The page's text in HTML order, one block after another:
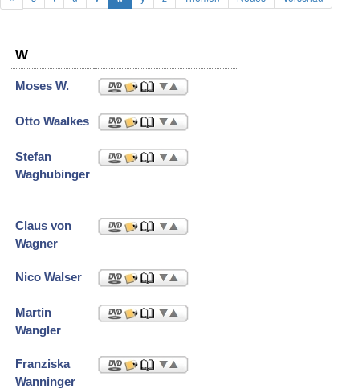
W
Moses W.
Otto Waalkes
Stefan
Waghubinger
Claus von
Wagner
Nico Walser
Martin
Wangler
Franziska
Wanninger